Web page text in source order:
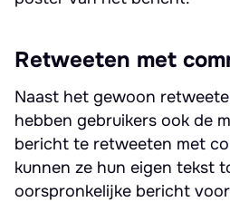
Retweeten met
Naast het gewoon
hebben gebruikers ook de
bericht te retweeten met
kunnen ze hun eigen tekst
oorspronkelijke bericht